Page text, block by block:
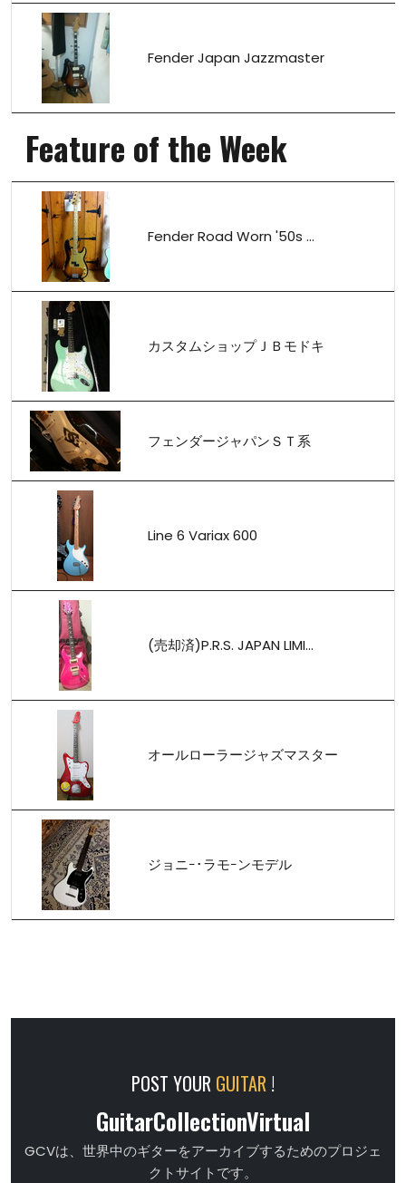
Fender Japan Jazzmaster
Feature of the Week
Fender Road Worn '50s ...
カスタムショップＪＢモドキ
フェンダージャパンＳＴ系
Line 6 Variax 600
(売却済)P.R.S. JAPAN LIMI...
オールローラージャズマスター
ジョニｰ･ラモｰンモデル
POST YOUR GUITAR !
GuitarCollectionVirtual
GCVは、世界中のギターをアーカイブするためのプロジェ
クトサイトです。